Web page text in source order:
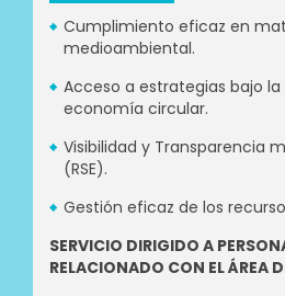
Cumplimiento eficaz en
medioambiental.
Acceso a estrategias bajo
economía circular.
Visibilidad y Transparencia
(RSE).
Gestión eficaz de los
SERVICIO DIRIGIDO A
RELACIONADO CON EL ÁREA